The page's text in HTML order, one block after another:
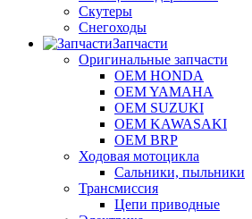
Скутеры
Снегоходы
Запчасти
Оригинальные запчасти
OEM HONDA
OEM YAMAHA
OEM SUZUKI
OEM KAWASAKI
OEM BRP
Ходовая мотоцикла
Сальники, пыльники
Трансмиссия
Цепи приводные